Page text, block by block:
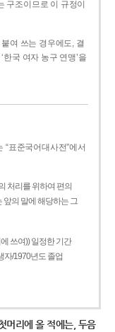
구조이므로 이 규정이
여 쓰는 경우에도, 결
국 여자 농구 연맹’을
“표준국어대사전”에서
처리를 위하여 편의
앞의 말에 해당하는 그
쓰여)) 일정한 기간
자/1970년도 졸업
머리에 올 적에는, 두음